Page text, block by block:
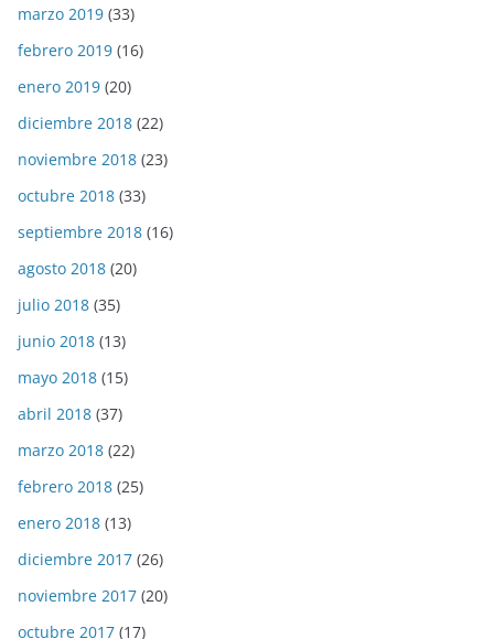
marzo 2019 (33)
febrero 2019 (16)
enero 2019 (20)
diciembre 2018 (22)
noviembre 2018 (23)
octubre 2018 (33)
septiembre 2018 (16)
agosto 2018 (20)
julio 2018 (35)
junio 2018 (13)
mayo 2018 (15)
abril 2018 (37)
marzo 2018 (22)
febrero 2018 (25)
enero 2018 (13)
diciembre 2017 (26)
noviembre 2017 (20)
octubre 2017 (17)